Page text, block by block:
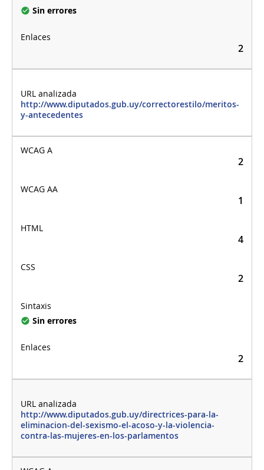
Sin errores
2
http://www.diputados.gub.uy/correctorestilo/meritos-
y-antecedentes
2
1
4
2
Sin errores
2
http://www.diputados.gub.uy/directrices-para-la-
eliminacion-del-sexismo-el-acoso-y-la-violencia-
contra-las-mujeres-en-los-parlamentos